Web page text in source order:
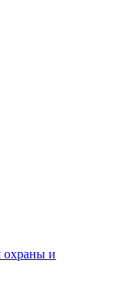
охраны и